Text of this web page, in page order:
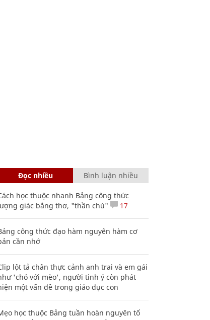
Đọc nhiều Bình luận nhiều
học thuộc nhanh Bảng công thức
giác bằng thơ, "thần chú"
17
công thức đạo hàm nguyên hàm cơ
cần nhớ
lột tả chân thực cảnh anh trai và em gái
'chó với mèo', người tinh ý còn phát
một vấn đề trong giáo dục con
học thuộc Bảng tuần hoàn nguyên tố